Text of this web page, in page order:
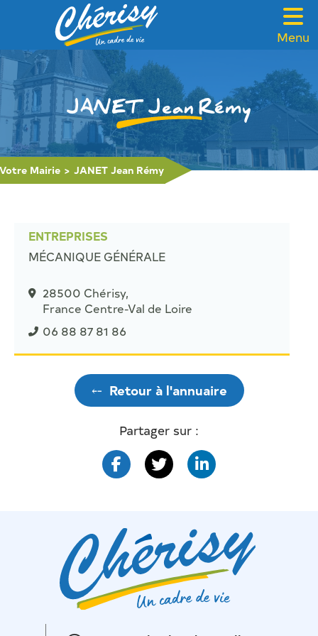
Menu
VOTRE MAIRIE
CADRE DE VIE
FAMILLE & SOLIDARITÉ
LOISIRS & TOURISME
CONTACT
JANET Jean Rémy
Votre Mairie > JANET Jean Rémy
ENTREPRISES
MÉCANIQUE GÉNÉRALE
28500 Chérisy,
France Centre-Val de Loire
06 88 87 81 86
⤌ Retour à l'annuaire
Partager sur :